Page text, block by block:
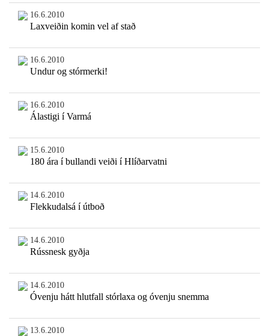
16.6.2010
Laxveiðin komin vel af stað
16.6.2010
Undur og stórmerki!
16.6.2010
Álastigi í Varmá
15.6.2010
180 ára í bullandi veiði í Hlíðarvatni
14.6.2010
Flekkudalsá í útboð
14.6.2010
Rússnesk gyðja
14.6.2010
Óvenju hátt hlutfall stórlaxa og óvenju snemma
13.6.2010